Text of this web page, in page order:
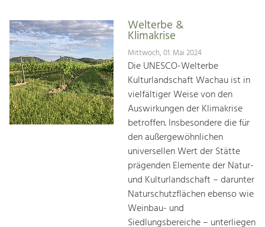
Welterbe &
Klimakrise
Mittwoch, 01. Mai 2024
Die UNESCO-Welterbe
Kulturlandschaft Wachau ist in
vielfältiger Weise von den
Auswirkungen der Klimakrise
betroffen. Insbesondere die für
den außergewöhnlichen
universellen Wert der Stätte
prägenden Elemente der Natur-
und Kulturlandschaft – darunter
Naturschutzflächen ebenso wie
Weinbau- und
Siedlungsbereiche – unterliegen